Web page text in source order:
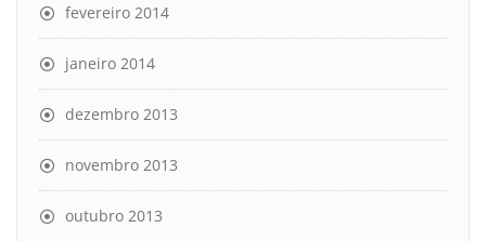
fevereiro 2014
janeiro 2014
dezembro 2013
novembro 2013
outubro 2013